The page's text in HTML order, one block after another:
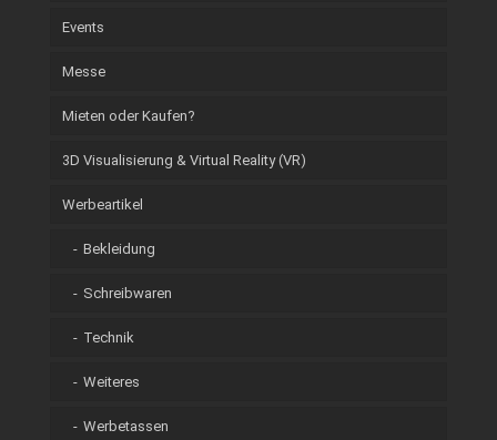
Events
Messe
Mieten oder Kaufen?
3D Visualisierung & Virtual Reality (VR)
Werbeartikel
Bekleidung
Schreibwaren
Technik
Weiteres
Werbetassen